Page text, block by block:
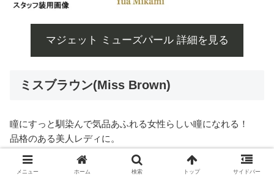
マジェット ミューズパール 詳細を見る
ミスブラウン(Miss Brown)
瞳にすっと馴染んで気品あふれる女性らしい瞳になれる！
品格のある美人レディに。
DIA14.5mm/着色直径13.8mm/BC8.6mm/低含水（38.5％）
メニュー ホーム 検索 トップ サイドバー